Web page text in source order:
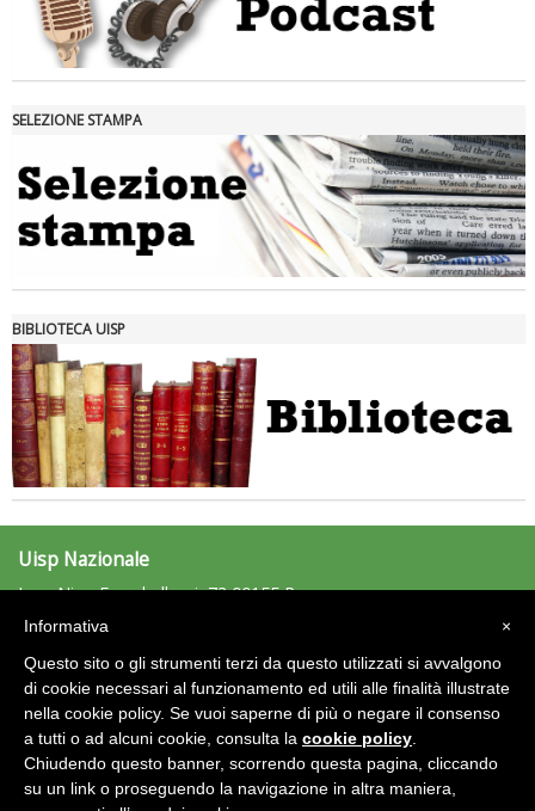
Tiziano Pesce nel Cda di Fondazione Terzjus: prima riunione a
SELEZIONE STAMPA
BIBLIOTECA UISP
Uisp Nazionale
L.go Nino Franchellucci, 73 00155 Roma
Tel: 06.439841 - Fax: 06.43984320
C.F.: 97029170582
Area Riservata 2.0
×
Informativa
Questo sito o gli strumenti terzi da questo utilizzati si avvalgono
di cookie necessari al funzionamento ed utili alle finalità illustrate
nella cookie policy. Se vuoi saperne di più o negare il consenso
a tutti o ad alcuni cookie, consulta la cookie policy
Chiudendo questo banner, scorrendo questa pagina, cliccando
su un link o proseguendo la navigazione in altra maniera,